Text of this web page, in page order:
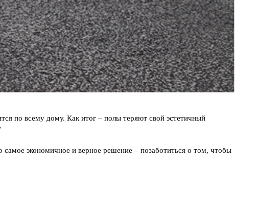
по всему дому. Как итог – полы теряют свой эстетичный
экономичное и верное решение – позаботиться о том, чтобы